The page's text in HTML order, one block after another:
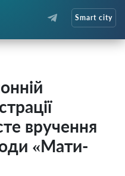
Smart city
вручення
«Мати-